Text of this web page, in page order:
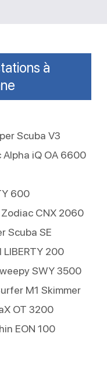
à
Scuba V3
iQ OA 6600
600
CNX 2060
Scuba SE
200
SWY 3500
M1 Skimmer
OT 3200
EON 100